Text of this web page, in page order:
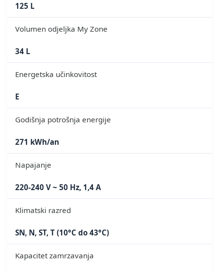
125 L
Volumen odjeljka My Zone
34 L
Energetska učinkovitost
E
Godišnja potrošnja energije
271 kWh/an
Napajanje
220-240 V ~ 50 Hz, 1,4 A
Klimatski razred
SN, N, ST, T (10°C do 43°C)
Kapacitet zamrzavanja